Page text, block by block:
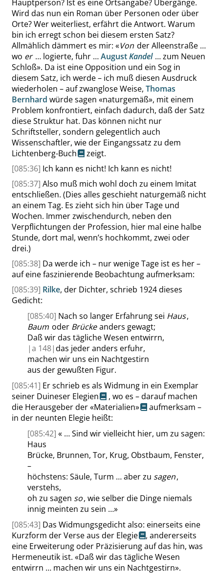
Hauptperson? Ist es eine Ortsangabe? Übergänge.
Wird das nun ein Roman über Personen oder über
Orte? Wer weiterliest, erfährt die Antwort. Warum
bin ich erregt schon bei diesem ersten Satz?
Allmählich dämmert es mir: «Von der Alleenstraße …
wo er… logierte, fuhr …AugustKandel … zum Neuen
Schloß». Da ist eine Opposition und ein Sog in
diesem Satz, ich werde – ich muß diesen Ausdruck
wiederholen – auf zwanglose Weise, Thomas
Bernhard würde sagen «naturgemäß», mit einem
Problem konfrontiert, einfach dadurch, daß der Satz
diese Struktur hat. Das können nicht nur
Schriftsteller, sondern gelegentlich auch
Wissenschaftler, wie der Eingangssatz zu dem
Lichtenberg-Buch
zeigt.
[085:36] Ich kann es nicht! Ich kann es nicht!
[085:37] Also muß mich wohl doch zu einem Imitat
entschließen. (Dies alles geschieht naturgemäß nicht
an einem Tag. Es zieht sich hin über Tage und
Wochen. Immer zwischendurch, neben den
Verpflichtungen der Profession, hier mal eine halbe
Stunde, dort mal, wenn’s hochkommt, zwei oder
drei.)
[085:38] Da werde ich – nur wenige Tage ist es her –
auf eine faszinierende Beobachtung aufmerksam:
[085:39] Rilke, der Dichter, schrieb 1924 dieses
Gedicht:
[085:40] Nach so langer Erfahrung sei Haus,
Baum oder Brücke anders gewagt;
Daß wir das tägliche Wesen entwirrn,
|a 148|das jeder anders erfuhr,
machen wir uns ein Nachtgestirn
aus der gewußten Figur.
[085:41] Er schrieb es als Widmung in ein Exemplar
seiner Duineser Elegien
, wo es – darauf machen
die Herausgeber der«Materialien»
aufmerksam –
in der neunten Elegie heißt:
[085:42] « … Sind wir vielleicht hier, um zu sagen:
Haus
Brücke, Brunnen, Tor, Krug, Obstbaum, Fenster,
–
höchstens: Säule, Turm … aber zu sagen,
verstehs,
oh zu sagen so, wie selber die Dinge niemals
innig meinten zu sein …»
[085:43] Das Widmungsgedicht also: einerseits eine
Kurzform der Verse aus der Elegie
, andererseits
eine Erweiterung oder Präzisierung auf das hin, was
Hermeneutik ist. «Daß wir das tägliche Wesen
entwirrn … machen wir uns ein Nachtgestirn».